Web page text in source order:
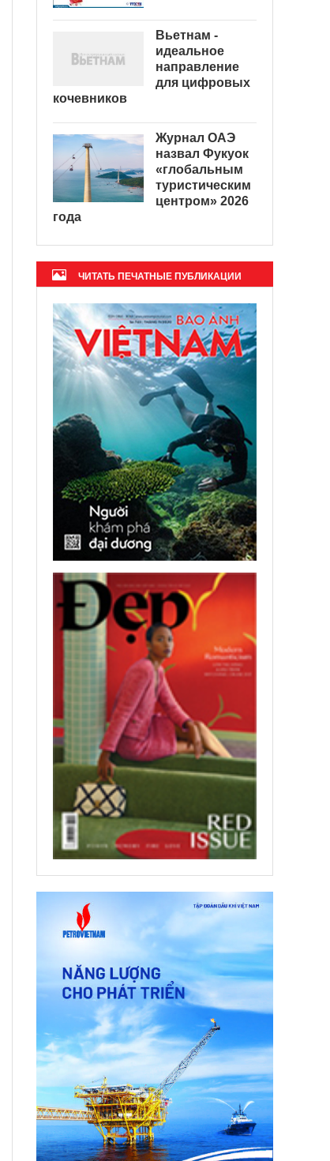
Вьетнам -
идеальное
направление
для цифровых
кочевников
Журнал ОАЭ
назвал Фукуок
«глобальным
туристическим
центром» 2026
года
ЧИТАТЬ ПЕЧАТНЫЕ ПУБЛИКАЦИИ